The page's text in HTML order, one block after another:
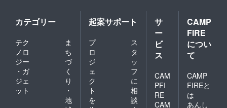
メール
にて視
聴方法
のご案
内をお
知らせ
いたし
それ以
外の
2019年
に開催
す。プ
ロジェ
クト達
況、会
場の都
合、政
勢など
によ
り、回
数や日
カテゴリー
テク
ノロ
ジー
・ガ
ジェ
ット
ま
ち
づ
く
り
・
地
起案サポート
プ
ロ
ジ
ェ
ク
ト
を
ス
タ
ッ
フ
に
相
談
サ
ー
ビ
ス
CAM
PFI
RE
CAM
CAMP
FIRE
につい
て
CAMP
FIREと
は
あんし